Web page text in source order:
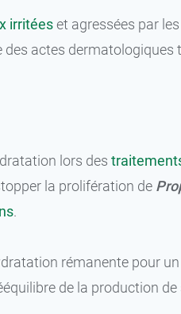
irritéeset agressées par
actes dermatologiques
lors des
la prolifération de
.
rémanente pour
de la production